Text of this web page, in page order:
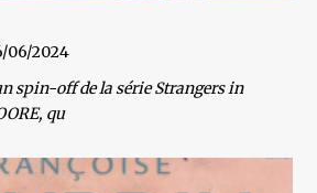
06/2024
spin-off de la série Strangers in
qu